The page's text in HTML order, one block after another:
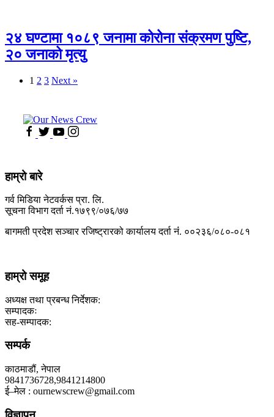
२४ घण्टामा १०८९ जनामा कोरोना संक्रमण पुष्टि,
२० जनाको मृत्यु
1 2 3 Next »
हाम्रो बारे
गर्व मिडिया नेटवर्कस प्रा. लि.
सूचना विभाग दर्ता नं.१७९९/०७६/७७
बागमती प्रदेश सञ्चार रजिष्ट्रारको कार्यालय दर्ता नंं. ००२३६/०८०-०८१
हाम्रो समूह
अध्यक्ष तथा प्रबन्ध निर्देशक:
सम्पादकः
सह-सम्पादक:
सम्पर्क
काठमाडौं, नेपाल
9841736728,9841214800
ई–मेल : ournewscrew@gmail.com